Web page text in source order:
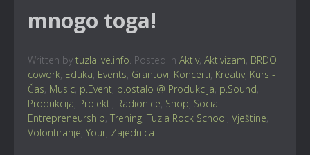
mnogo toga!
Written by tuzlalive.info. Posted in Aktiv, Aktivizam, BRDO
cowork, Eduka, Events, Grantovi, Koncerti, Kreativ, Kurs -
Čas, Music, p.Event, p.ostalo @ Produkcija, p.Sound,
Produkcija, Projekti, Radionice, Shop, Social
Entrepreneurship, Trening, Tuzla Rock School, Vještine,
Volontiranje, Your, Zajednica